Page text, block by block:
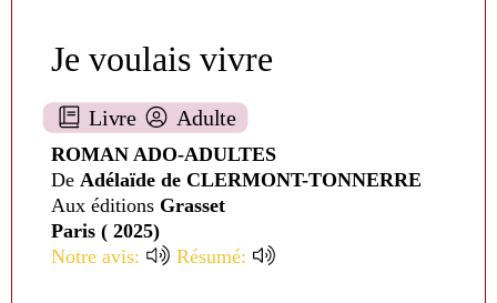
Je voulais vivre
Livre Adulte
ROMAN ADO-ADULTES
De Adélaïde de CLERMONT-TONNERRE
Aux éditions Grasset
Paris ( 2025)
Notre avis:
Résumé: